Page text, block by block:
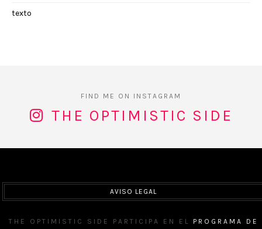
texto
THE OPTIMISTIC SIDE
AVISO LEGAL
THE OPTIMISTIC SIDE PARTICIPA EN EL PROGRAMA DE